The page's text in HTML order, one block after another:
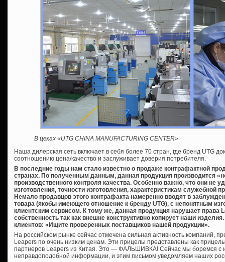
В цехах «UTG CHINA MANUFACTURING CENTER»
Наша дилерская сеть включает в себя более 70 стран, где бренд UTG
соотношению цена/качество и заслуживает доверия потребителя.
В последние годы нам стало известно о продаже контрафактной
странах. По полученным данным, данная продукция производится
производственного контроля качества. Особенно важно, что они не
изготовления, точности изготовления, характеристикам служебной
Немало продавцов этого контрафакта намеренно вводят в
товара (якобы имеющего отношение к бренду UTG), с непонятным
клиентским сервисом. К тому же, данная продукция нарушает права
собственность так как внешне конструктивно копирует наши
клиентов: «Ищите проверенных поставщиков нашей продукции».
На российском рынке сейчас отмечена сильная активность компаний,
Leapers по очень низким ценам. Эти прицелы представлены как
партнеров Leapers из Китая. Это — ФАЛЬШИВКА! Сейчас мы боремся с
неправдоподобной информации, и этим письмом уведомляем наших